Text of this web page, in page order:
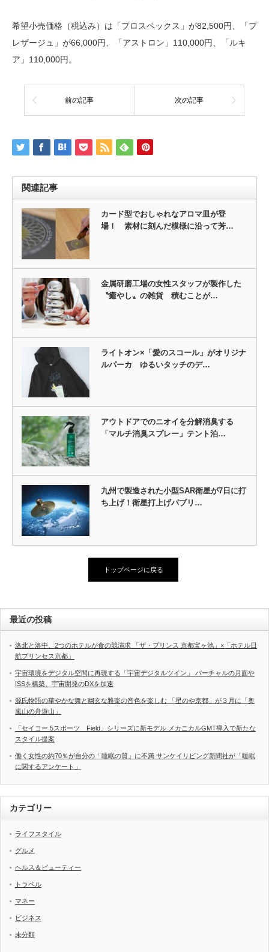
希望小売価格（税込み）は「プロスペックス」が82,500円、「プ
レザージュ」が66,000円、「アストロン」110,000円、「ルキ
ア」110,000円。
前の記事 次の記事
関連記事
カード型でおしゃれなアロマ皿が登
場！ 素材に刻んだ模様に沿って芳…
金属研磨工場の女性スタッフが製作した
〝癒やし〟の雑貨 積むことが…
ライトオン×「愛のスコール」がオリジナ
ルパーカ ゆるいタッチのデ…
アウトドアでのニオイを分解消臭する
「マルチ消臭スプレー」テント泊…
九州で製造された小型SAR衛星が7日に打
ち上げ！衛星打上げパブリ…
トップページに戻る
最近の投稿
洛北と洛中、2つのホテルが食の競演求 「ザ・プリンス 京都宝ヶ池」×「ホテル日
航プリンセス京都」
宇宙環境をデジタル空間に再現する「宇宙デジタルツイン」 バーチャルの月面や
ISSを構築、宇宙開発のDXを加速
源氏物語の華やかな舞と幽玄な雅楽の音色を楽しむ 「星のや京都」が３月に「奥
嵐山の舟遊山」
「セイコー 5スポーツ Field」シリーズに新モデル メカニカルGMT導入で新たな
スタイル提案
働く女性の約70％が自分の「睡眠の質」に不満 サンケイリビング新聞社が「睡眠
に関するアンケート」
カテゴリー
ライフスタイル
グルメ
ヘルス＆ビューティー
トラベル
マネー
ビジネス
未分類